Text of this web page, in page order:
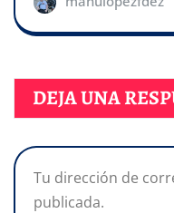
DEJA UNA
Tu dirección de
publicada.